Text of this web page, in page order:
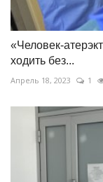
«Человек-
ходить без...
Апрель 18, 2023 1